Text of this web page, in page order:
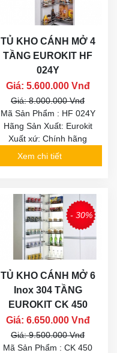
TỦ KHO CÁNH MỞ 4
TẦNG EUROKIT HF
024Y
Giá: 5.600.000 Vnđ
Giá: 8.000.000 Vnđ
Mã Sản Phẩm : HF 024Y
Hãng Sản Xuất: Eurokit
Xuất xứ: Chính hãng
Xem chi tiết
- 30%
TỦ KHO CÁNH MỞ 6
Inox 304 TẦNG
EUROKIT CK 450
Giá: 6.650.000 Vnđ
Giá: 9.500.000 Vnđ
Mã Sản Phẩm : CK 450